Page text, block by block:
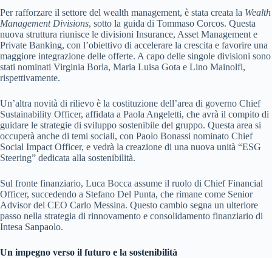
Per rafforzare il settore del wealth management, è stata creata la Wealth
Management Divisions, sotto la guida di Tommaso Corcos. Questa
nuova struttura riunisce le divisioni Insurance, Asset Management e
Private Banking, con l’obiettivo di accelerare la crescita e favorire una
maggiore integrazione delle offerte. A capo delle singole divisioni sono
stati nominati Virginia Borla, Maria Luisa Gota e Lino Mainolfi,
rispettivamente.
Un’altra novità di rilievo è la costituzione dell’area di governo Chief
Sustainability Officer, affidata a Paola Angeletti, che avrà il compito di
guidare le strategie di sviluppo sostenibile del gruppo. Questa area si
occuperà anche di temi sociali, con Paolo Bonassi nominato Chief
Social Impact Officer, e vedrà la creazione di una nuova unità “ESG
Steering” dedicata alla sostenibilità.
Sul fronte finanziario, Luca Bocca assume il ruolo di Chief Financial
Officer, succedendo a Stefano Del Punta, che rimane come Senior
Advisor del CEO Carlo Messina. Questo cambio segna un ulteriore
passo nella strategia di rinnovamento e consolidamento finanziario di
Intesa Sanpaolo.
Un impegno verso il futuro e la sostenibilità